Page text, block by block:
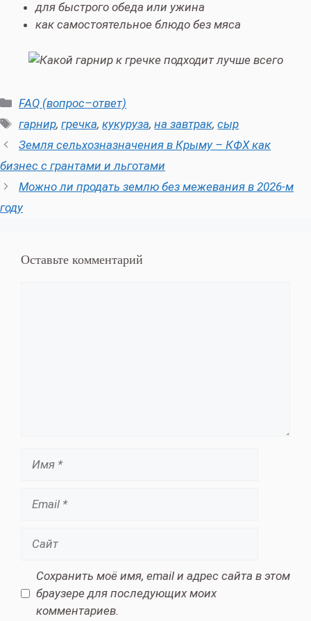
для быстрого обеда или ужина
как самостоятельное блюдо без мяса
Рубрики
FAQ (вопрос–ответ)
Метки
гарнир,гречка,кукуруза,на завтрак,сыр
Земля сельхозназначения в Крыму – КФХ как
бизнес с грантами и льготами
Можно ли продать землю без межевания в 2026-м
году
Оставьте комментарий
Сохранить моё имя, email и адрес сайта в этом
браузере для последующих моих
комментариев.